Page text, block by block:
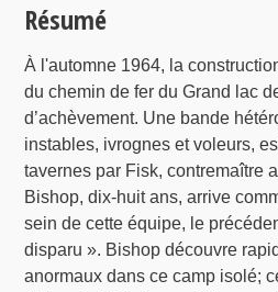
Résumé
À l'automne 1964, la
du chemin de fer du Grand lac
d’achèvement. Une bande
instables, ivrognes et voleurs,
tavernes par Fisk, contremaître
Bishop, dix-huit ans, arrive
sein de cette équipe, le
disparu ». Bishop découvre
anormaux dans ce camp isolé;